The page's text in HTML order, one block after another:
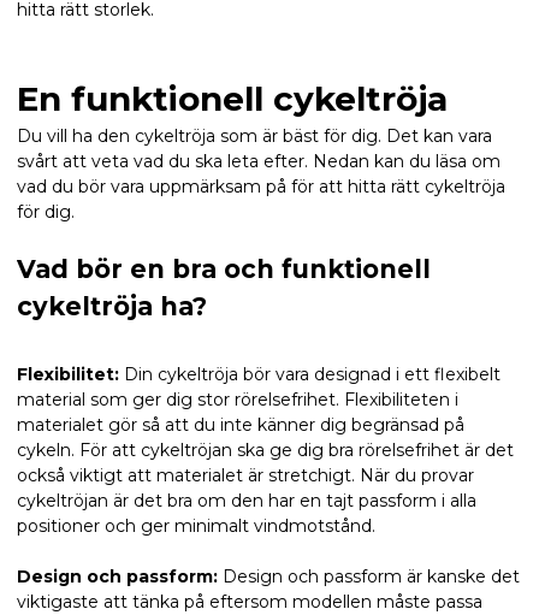
hitta rätt storlek.
En funktionell cykeltröja
Du vill ha den cykeltröja som är bäst för dig. Det kan vara
svårt att veta vad du ska leta efter. Nedan kan du läsa om
vad du bör vara uppmärksam på för att hitta rätt cykeltröja
för dig.
Vad bör en bra och funktionell
cykeltröja ha?
Flexibilitet: Din cykeltröja bör vara designad i ett flexibelt
material som ger dig stor rörelsefrihet. Flexibiliteten i
materialet gör så att du inte känner dig begränsad på
cykeln. För att cykeltröjan ska ge dig bra rörelsefrihet är det
också viktigt att materialet är stretchigt. När du provar
cykeltröjan är det bra om den har en tajt passform i alla
positioner och ger minimalt vindmotstånd.
Design och passform: Design och passform är kanske det
viktigaste att tänka på eftersom modellen måste passa